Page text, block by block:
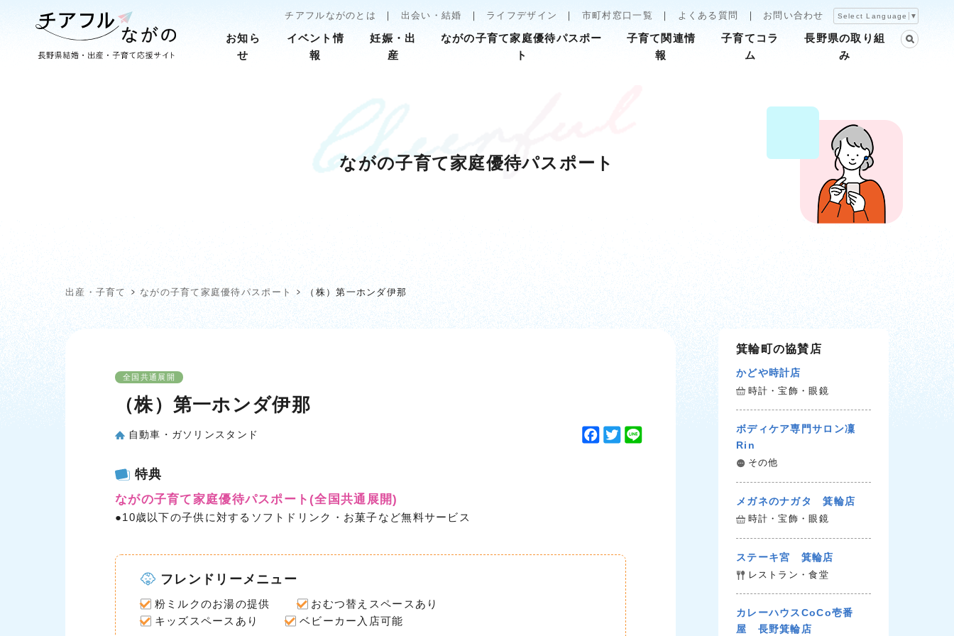
チアフルながのとは 出会い・結婚 ライフデザイン 市町村窓口一覧 よくある質問 お問い合わせ Select Language ▼
お知ら
せ
イベント情
報
妊娠・出
産
ながの子育て家庭優待パスポー
ト
子育て関連情
報
子育てコラ
ム
長野県の取り組
み
ながの子育て家庭優待パスポート
出産・子育て ながの子育て家庭優待パスポート （株）第一ホンダ伊那
全国共通展開
（株）第一ホンダ伊那
自動車・ガソリンスタンド
F
k
T
特典
ながの子育て家庭優待パスポート (全国共通展開)
●10歳以下の子供に対するソフトドリンク・お菓子など無料サービス
フレンドリーメニュー
粉ミルクのお湯の提供
おむつ替えスペースあり
キッズスペースあり
ベビーカー入店可能
箕輪町の協賛店
かどや時計店
時計・宝飾・眼鏡
ボディケア専門サロン凜
Rin
その他
メガネのナガタ 箕輪店
時計・宝飾・眼鏡
ステーキ宮 箕輪店
レストラン・食堂
カレーハウスCoCo壱番
屋 長野箕輪店